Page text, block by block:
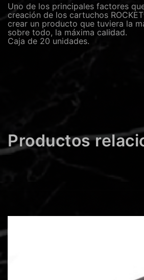
Uno de los principales factores
creación de los cartuchos
crear un producto que tuviera la
sobre todo, la máxima calidad.
Caja de 20 unidades.
Productos